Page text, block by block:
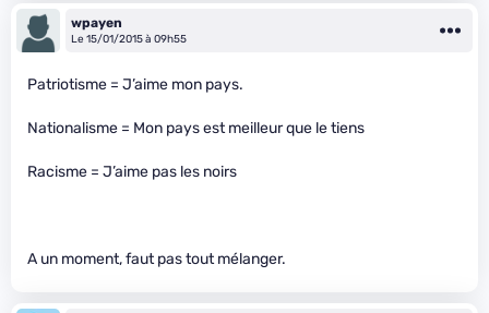
wpayen
Le 15/01/2015 à 09h55
Patriotisme = J’aime mon pays.
Nationalisme = Mon pays est meilleur que le tiens
Racisme = J’aime pas les noirs
A un moment, faut pas tout mélanger.